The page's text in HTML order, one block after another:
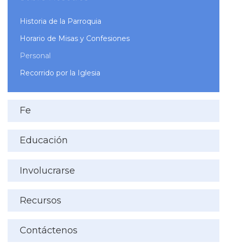
Historia de la Parroquia
Horario de Misas y Confesiones
Personal
Recorrido por la Iglesia
Fe
Educación
Involucrarse
Recursos
Contáctenos